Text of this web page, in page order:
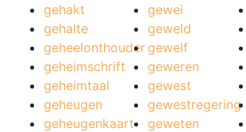
gehakt
gehalte
geheelonthouder
geheimschrift
geheimtaal
geheugen
geheugenkaart
gewei
geweld
gewelf
geweren
gewest
gewestregering
geweten